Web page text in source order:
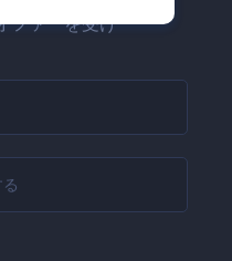
ファーを受け